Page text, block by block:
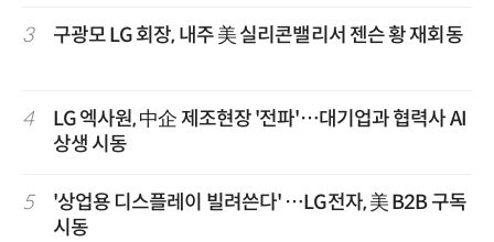
3 구광모 LG 회장, 내주 美 실리콘밸리서 젠슨 황 재회동
4
LG 엑사원, 中企 제조현장 '전파'…대기업과 협력사 AI
상생 시동
5
'상업용 디스플레이 빌려쓴다' …LG전자, 美 B2B 구독
시동